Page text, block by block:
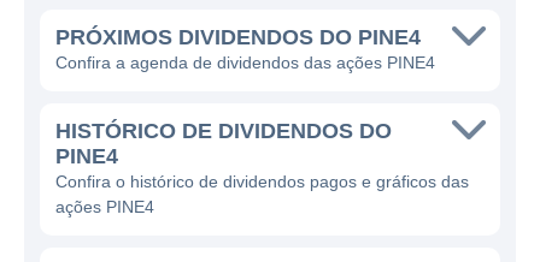
PRÓXIMOS DIVIDENDOS DO PINE4
Confira a agenda de dividendos das ações PINE4
HISTÓRICO DE DIVIDENDOS DO
PINE4
Confira o histórico de dividendos pagos e gráficos das
ações PINE4